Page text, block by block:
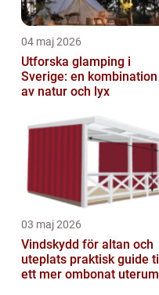
04 maj 2026
Utforska glamping i
Sverige: en kombination
av natur och lyx
03 maj 2026
Vindskydd för altan och
uteplats praktisk guide till
ett mer ombonat uterum